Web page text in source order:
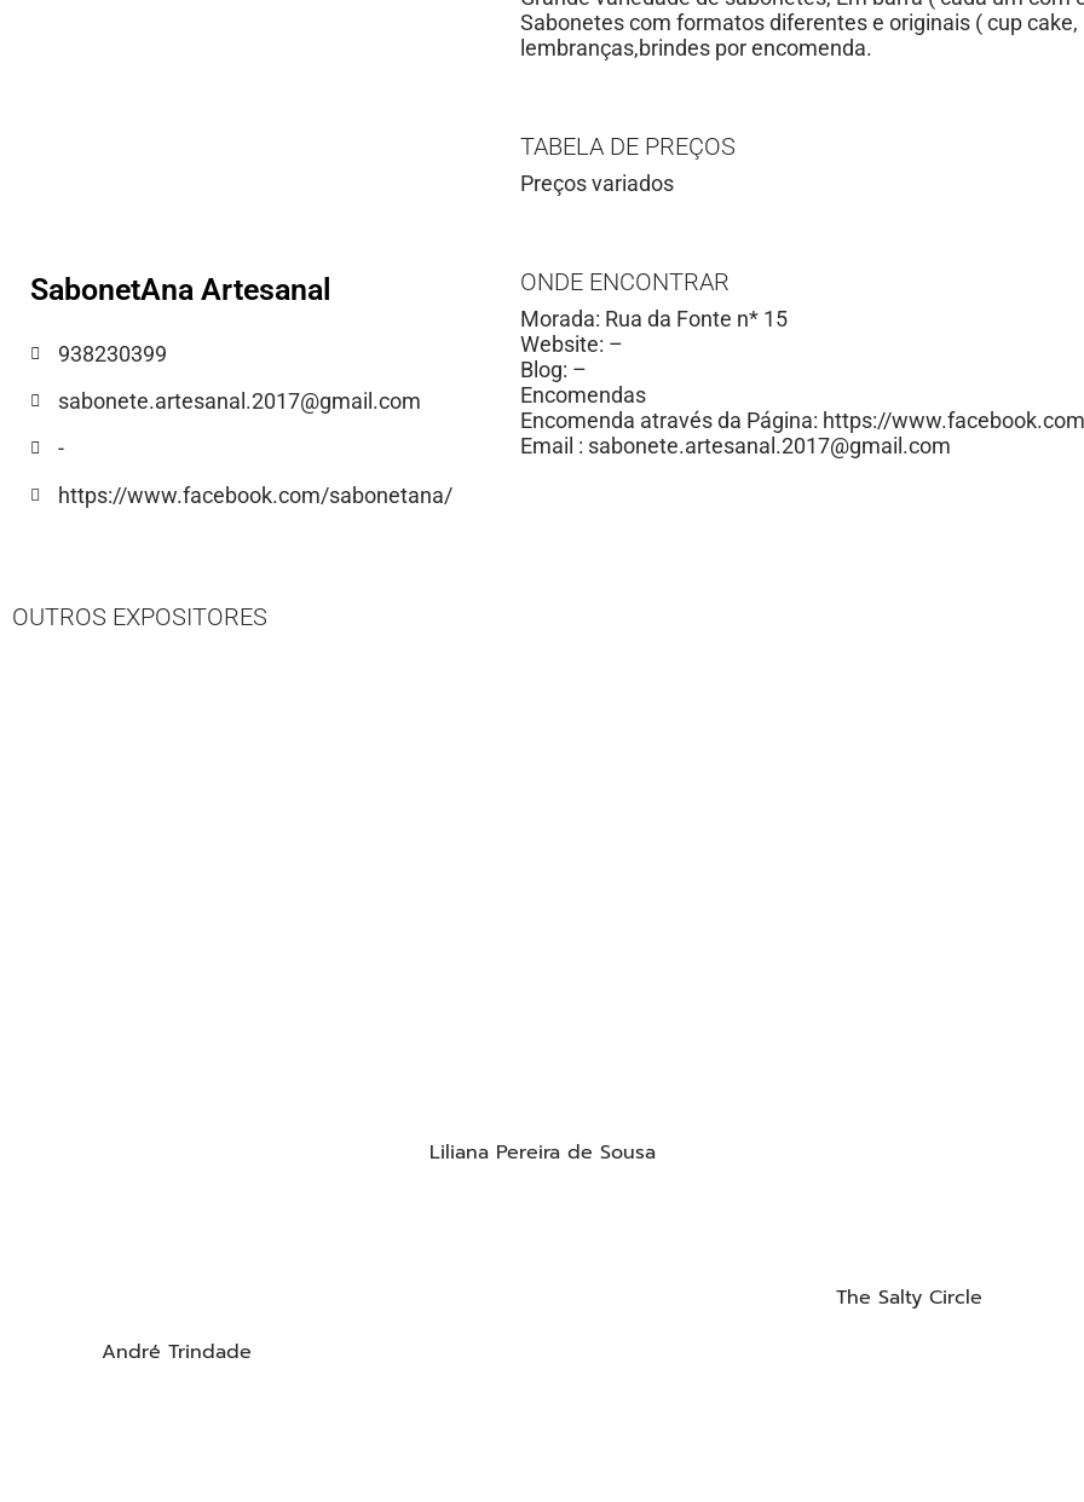
SabonetAna Artesanal
938230399
sabonete.artesanal.2017@gmail.com
-
https://www.facebook.com/sabonetana/
Sabonetes com formatos diferentes e originais ( cup
lembranças,brindes por encomenda.
TABELA DE PREÇOS
Preços variados
ONDE ENCONTRAR
Morada: Rua da Fonte n* 15
Website: –
Blog: –
Encomendas
Encomenda através da Página: https://
Email : sabonete.artesanal.2017@gmail.com
OUTROS EXPOSITORES
André Trindade
Liliana Pereira de Sousa
The Salty Circle